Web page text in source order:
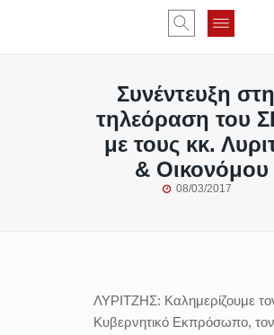
Συνέντευξη
τηλεόραση του
με τους κκ.
& Οικονόμου
08/03/2017
ΛΥΡΙΤΖΗΣ: Καλημερίζουμε
Κυβερνητικό Εκπρόσωπο, τον